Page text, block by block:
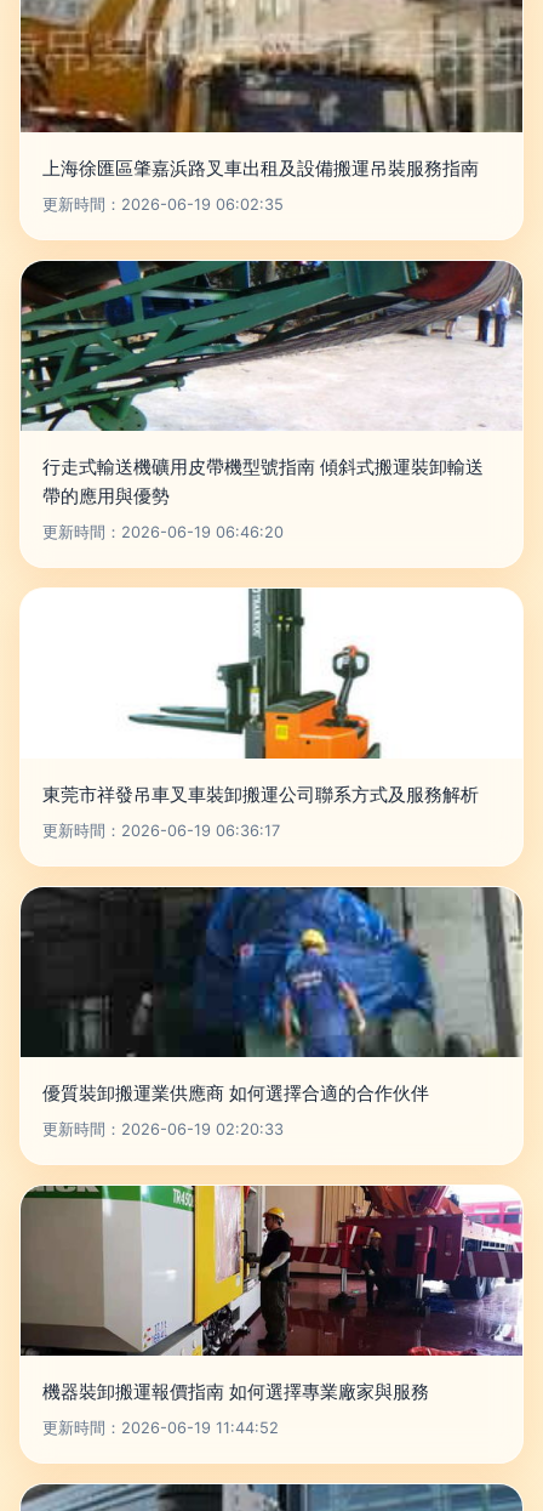
上海徐匯區肇嘉浜路叉車出租及設備搬運吊裝服務指南
更新時間：2026-06-19 06:02:35
行走式輸送機礦用皮帶機型號指南 傾斜式搬運裝卸輸送
帶的應用與優勢
更新時間：2026-06-19 06:46:20
東莞市祥發吊車叉車裝卸搬運公司聯系方式及服務解析
更新時間：2026-06-19 06:36:17
優質裝卸搬運業供應商 如何選擇合適的合作伙伴
更新時間：2026-06-19 02:20:33
機器裝卸搬運報價指南 如何選擇專業廠家與服務
更新時間：2026-06-19 11:44:52